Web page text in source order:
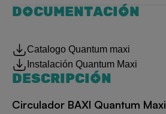
DOCUMENTACIÓN
Catalogo Quantum maxi
Instalación Quantum Maxi
DESCRIPCIÓN
Circulador BAXI Quantum Maxi